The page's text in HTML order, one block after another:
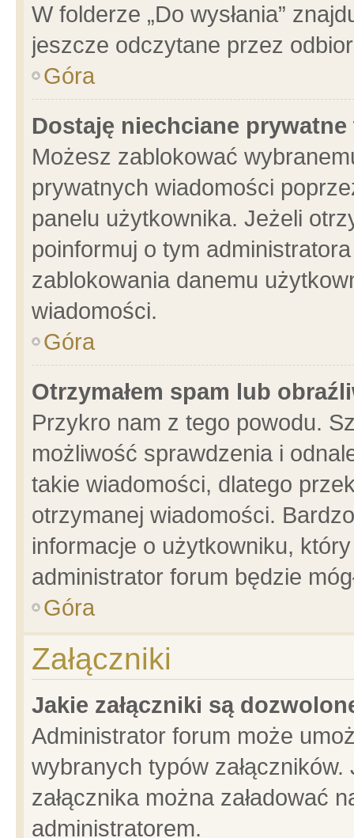
W folderze „Do wysłania”
jeszcze odczytane przez
Góra
Dostaję niechciane
Możesz zablokować
prywatnych wiadomości
panelu użytkownika. Jeżeli
poinformuj o tym
zablokowania danemu
wiadomości.
Góra
Otrzymałem spam lub
Przykro nam z tego powodu.
możliwość sprawdzenia i
takie wiadomości, dlatego
otrzymanej wiadomości.
informacje o użytkowniku,
administrator forum będzie
Góra
Załączniki
Jakie załączniki są
Administrator forum może
wybranych typów
załącznika można załadować
administratorem.